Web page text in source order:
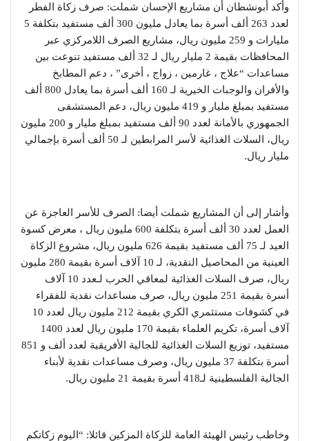
وأكد أبونشطان أن مشاريع الإحسان شملت: صرف زكاة الفطر
لعدد 263 ألف أسرة بما يعادل مليون 300 ألف مستفيد بتكلفة 5
مليارات و 259 مليون ريال، مشاريع الصرف اللامركزي عبر
المحافظات بقيمة 2 مليار ريال لـ 32 ألف مستفيد تنوعت بين
مساعدات “علاج ، غارمين ، زواج ، أخرى” ، دعم المطابخ
والأفران والوجبات الخيرية لـ 160 ألف أسرة بما يعادل 800 ألف
مستفيد بمبلغ مليار و 419 مليون ريال، دعم المستشفى
الجمهوري بالأمانة لعدد 90 ألف مستفيد بمبلغ مليار و 200 مليون
ريال، السلات الغذائية لأسر المرابطين لـ 50 ألف أسرة بإجمالي
مليار ريال.
وأشار إلى أن المشاريع شملت أيضا: الصرف للأسر العاجزة عن
العمل لعدد 30 ألف أسرة بتكلفة 600 مليون ريال ، معرض كسوة
العيد لـ 75 ألف مستفيد بقيمة 626 مليون ريال، مشروع الزكاة
العينية من المحاصيل النقدية، لـ 10 آلاف أسرة بقيمة 280 مليون
ريال، صرف السلات الغذائية لمعاقي الحرب لـعدد 10 آلاف
أسرة بقيمة 251 مليون ريال، صرف مساعدات نقدية للفقراء
في كشوفات مستثمري الكري بقيمة 212 مليون ريال لعدد 10
آلاف أسرة، تكريم العلماء بقيمة 170 مليون ريال لعدد 1400
مستفيد، توزيع السلات الغذائية للجالية الأفريقية لعدد ألف و 851
أسرة بتكلفة 37 مليون ريال، وصرف مساعدات نقدية لأبناء
الجالية الفلسطينية لـ418 أسرة بقيمة 21 مليون ريال.
وخاطب رئيس الهيئة العامة للزكاة المزكين قائلا: “اليوم زكاتكم